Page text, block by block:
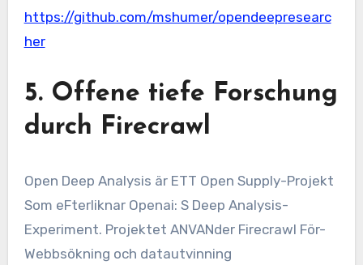
https://github.com/mshumer/opendeepresearc
her
5. Offene tiefe Forschung
durch Firecrawl
Open Deep Analysis är ETT Open Supply-Projekt
Som eFterliknar Openai: S Deep Analysis-
Experiment. Projektet ANVANder Firecrawl För-
Webbsökning och datautvinning